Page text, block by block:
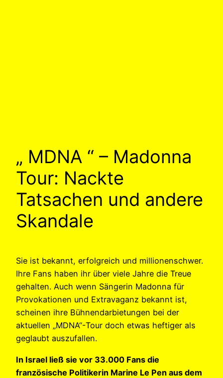
„ MDNA “ – Madonna
Tour: Nackte
Tatsachen und andere
Skandale
Sie ist bekannt, erfolgreich und millionenschwer.
Ihre Fans haben ihr über viele Jahre die Treue
gehalten. Auch wenn Sängerin Madonna für
Provokationen und Extravaganz bekannt ist,
scheinen ihre Bühnendarbietungen bei der
aktuellen „MDNA“-Tour doch etwas heftiger als
geglaubt auszufallen.
In Israel ließ sie vor 33.000 Fans die
französische Politikerin Marine Le Pen aus dem